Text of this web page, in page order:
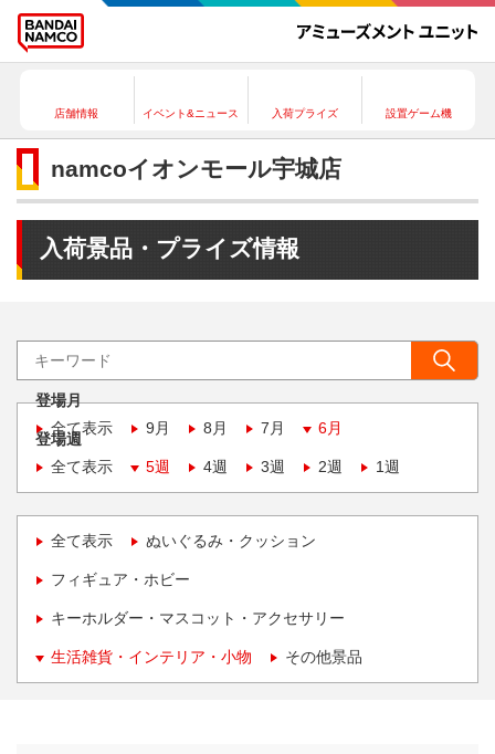
店舗情報 イベント&ニュース 入荷プライズ 設置ゲーム機
namcoイオンモール宇城店
入荷景品・プライズ情報
登場月
全て表示
9月 8月 7月 6月
登場週
全て表示
5週 4週 3週 2週 1週
全て表示 ぬいぐるみ・クッション
フィギュア・ホビー
キーホルダー・マスコット・アクセサリー
生活雑貨・インテリア・小物 その他景品